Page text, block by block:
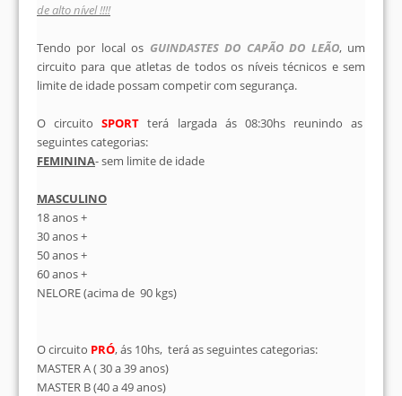
de alto nível !!!!
Tendo por local os GUINDASTES DO CAPÃO DO LEÃO, um
circuito para que atletas de todos os níveis técnicos e sem
limite de idade possam competir com segurança.
O circuitoSPORT terá largada ás 08:30hs reunindo as
seguintes categorias:
FEMININA- sem limite de idade
MASCULINO
18 anos +
30 anos +
50 anos +
60 anos +
NELORE (acima de 90 kgs)
O circuito PRÓ, ás 10hs, terá as seguintes categorias:
MASTER A ( 30 a 39 anos)
MASTER B (40 a 49 anos)